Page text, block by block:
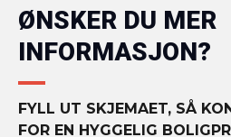
ØNSKER DU MER
INFORMASJON?
FYLL UT SKJEMAET, SÅ
FOR EN HYGGELIG